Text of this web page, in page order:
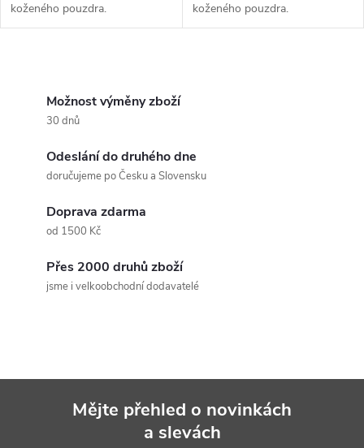
koženého pouzdra.
koženého pouzdra.
Možnost výměny zboží
30 dnů
Odeslání do druhého dne
doručujeme po Česku a Slovensku
Doprava zdarma
od 1500 Kč
Přes 2000 druhů zboží
jsme i velkoobchodní dodavatelé
Mějte přehled o novinkách
a slevách